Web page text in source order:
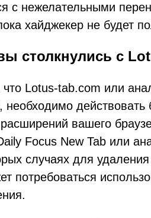
с нежелательными
хайджекер не будет
столкнулись с
Lotus-tab.com или
необходимо
вашего
Focus New Tab или
случаях для
потребоваться